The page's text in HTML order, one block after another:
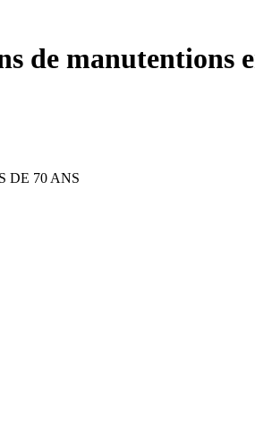
de manutentions
DE 70 ANS